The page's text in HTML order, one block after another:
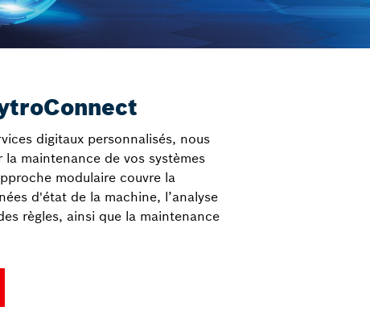
digitaux personnalisés, nous
la maintenance de vos systèmes
modulaire couvre la
d'état de la machine, l’analyse
règles, ainsi que la maintenance